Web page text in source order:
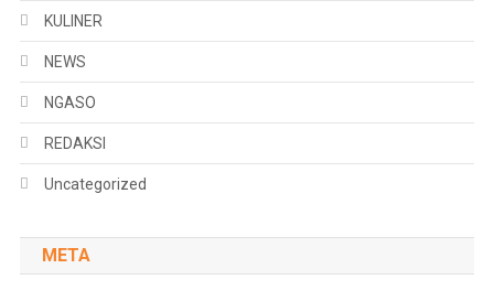
KULINER
NEWS
NGASO
REDAKSI
Uncategorized
META